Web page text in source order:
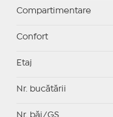
Compartimentare
Confort
Etaj
Nr. bucătării
Nr. băi/GS